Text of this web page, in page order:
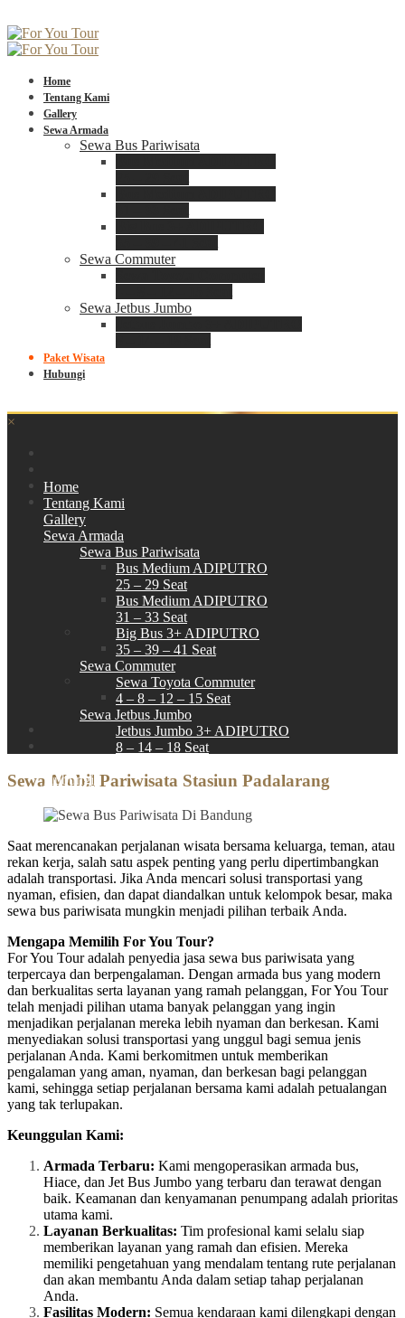
Home
Tentang Kami
Gallery
Sewa Armada
Sewa Bus Pariwisata
Sewa Commuter
Sewa Jetbus Jumbo
Paket Wisata
Hubungi
×
Home
Tentang Kami
Gallery
Sewa Armada
Sewa Bus Pariwisata
Bus Medium ADIPUTRO
25 – 29 Seat
Bus Medium ADIPUTRO
31 – 33 Seat
Big Bus 3+ ADIPUTRO
35 – 39 – 41 Seat
Sewa Commuter
Sewa Toyota Commuter
4 – 8 – 12 – 15 Seat
Sewa Jetbus Jumbo
Jetbus Jumbo 3+ ADIPUTRO
8 – 14 – 18 Seat
Hubungi
Sewa Mobil Pariwisata Stasiun Padalarang
Saat merencanakan perjalanan wisata bersama keluarga, teman, atau
rekan kerja, salah satu aspek penting yang perlu dipertimbangkan
adalah transportasi. Jika Anda mencari solusi transportasi yang
nyaman, efisien, dan dapat diandalkan untuk kelompok besar, maka
sewa bus pariwisata mungkin menjadi pilihan terbaik Anda.
Mengapa Memilih For You Tour?
For You Tour adalah penyedia jasa sewa bus pariwisata yang
terpercaya dan berpengalaman. Dengan armada bus yang modern
dan berkualitas serta layanan yang ramah pelanggan, For You Tour
telah menjadi pilihan utama banyak pelanggan yang ingin
menjadikan perjalanan mereka lebih nyaman dan berkesan. Kami
menyediakan solusi transportasi yang unggul bagi semua jenis
perjalanan Anda. Kami berkomitmen untuk memberikan
pengalaman yang aman, nyaman, dan berkesan bagi pelanggan
kami, sehingga setiap perjalanan bersama kami adalah petualangan
yang tak terlupakan.
Keunggulan Kami:
Armada Terbaru: Kami mengoperasikan armada bus,
Hiace, dan Jet Bus Jumbo yang terbaru dan terawat dengan
baik. Keamanan dan kenyamanan penumpang adalah prioritas
utama kami.
Layanan Berkualitas: Tim profesional kami selalu siap
memberikan layanan yang ramah dan efisien. Mereka
memiliki pengetahuan yang mendalam tentang rute perjalanan
dan akan membantu Anda dalam setiap tahap perjalanan
Anda.
Fasilitas Modern: Semua kendaraan kami dilengkapi dengan